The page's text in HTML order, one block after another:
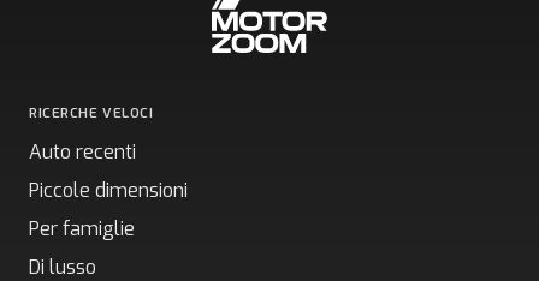
RICERCHE VELOCI
Auto recenti
Piccole dimensioni
Per famiglie
Di lusso